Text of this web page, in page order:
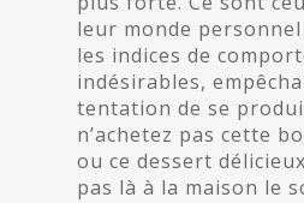
leur monde
les indices de
indésirables,
tentation de se
n’achetez pas cette
ou ce dessert
pas là à la maison le